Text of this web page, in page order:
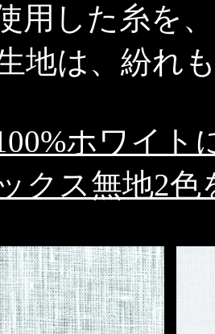
用した糸を
地は、紛れ
ホワイト
クス無地2